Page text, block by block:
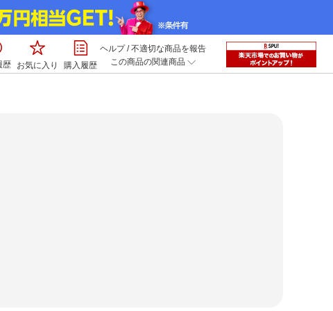
歴 お気に入り 購入履歴
ヘルプ/不適切な商品を報告
この商品の関連商品